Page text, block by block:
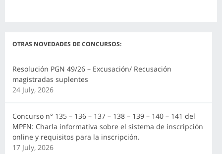
OTRAS NOVEDADES DE CONCURSOS:
Resolución PGN 49/26 – Excusación/ Recusación
magistradas suplentes
24 July, 2026
Concurso n° 135 – 136 – 137 – 138 – 139 – 140 – 141 del
MPFN: Charla informativa sobre el sistema de inscripción
online y requisitos para la inscripción.
17 July, 2026